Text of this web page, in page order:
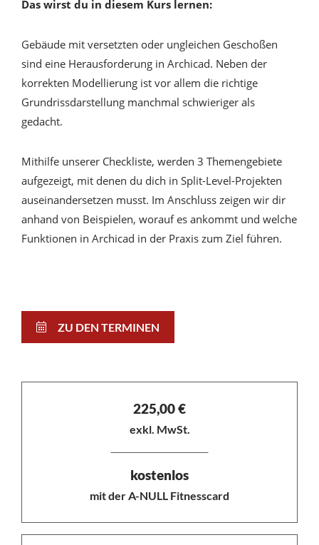
Das wirst du in diesem Kurs lernen:
Gebäude mit versetzten oder ungleichen Geschoßen
sind eine Herausforderung in Archicad. Neben der
korrekten Modellierung ist vor allem die richtige
Grundrissdarstellung manchmal schwieriger als
gedacht.
Mithilfe unserer Checkliste, werden 3 Themengebiete
aufgezeigt, mit denen du dich in Split-Level-Projekten
auseinandersetzen musst. Im Anschluss zeigen wir dir
anhand von Beispielen, worauf es ankommt und welche
Funktionen in Archicad in der Praxis zum Ziel führen.
ZU DEN TERMINEN
225,00€
exkl. MwSt.
kostenlos
mit der A-NULL Fitnesscard